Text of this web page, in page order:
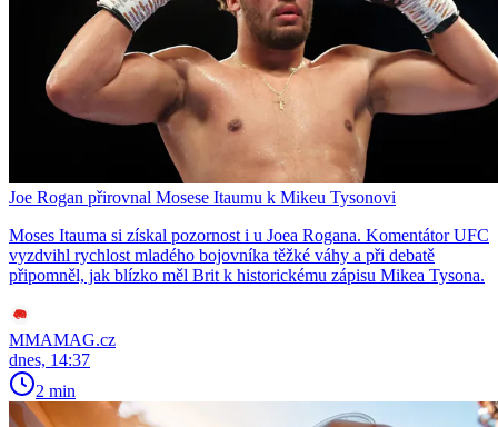
Joe Rogan přirovnal Mosese Itaumu k Mikeu Tysonovi
Moses Itauma si získal pozornost i u Joea Rogana. Komentátor UFC
vyzdvihl rychlost mladého bojovníka těžké váhy a při debatě
připomněl, jak blízko měl Brit k historickému zápisu Mikea Tysona.
MMAMAG.cz
dnes, 14:37
2 min